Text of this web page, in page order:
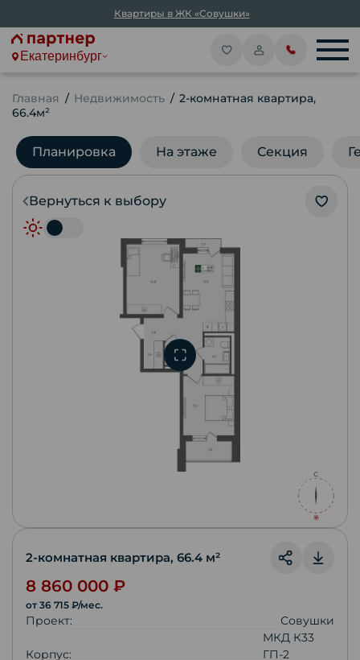
Квартиры в ЖК «Совушки»
Екатеринбург
Главная Недвижимость
2-комнатная квартира,
66.4м²
Планировка На этаже Секция
Вернуться к выбору
2-комнатная квартира, 66.4 м²
8 860 000 ₽
от 36 715 ₽/мес.
Проект: Совушки
Корпус:
МКД К33
ГП-2